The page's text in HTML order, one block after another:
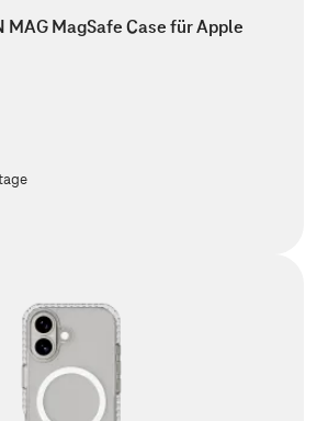
MagSafe Case für Apple